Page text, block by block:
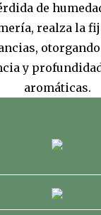
de
realza la
y
aromáticas.